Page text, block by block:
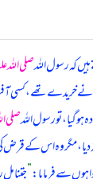
کہرسول اللہصلی اللہ
خریدے تھے، کسی
گیا، تو رسول اللہصلی
مگر وہ اس کے قرض کی
سے فرمایا:”جتنا